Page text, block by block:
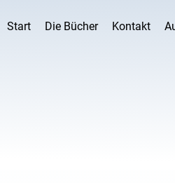
Start Die Bücher Kontakt